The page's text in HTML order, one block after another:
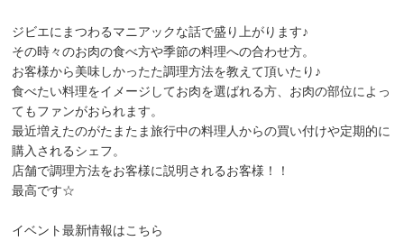
ジビエにまつわるマニアックな話で盛り上がります♪
その時々のお肉の食べ方や季節の料理への合わせ方。
お客様から美味しかったた調理方法を教えて頂いたり♪
食べたい料理をイメージしてお肉を選ばれる方、お肉の部位によっ
てもファンがおられます。
最近増えたのがたまたま旅行中の料理人からの買い付けや定期的に
購入されるシェフ。
店舗で調理方法をお客様に説明されるお客様！！
最高です☆
イベント最新情報はこちら